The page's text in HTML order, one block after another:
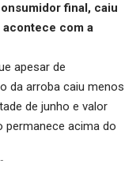
final, caiu
acontece com a
apesar de
da arroba caiu menos
de junho e valor
acima do